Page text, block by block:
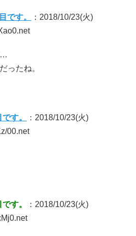
です。
：2018/10/23(火)
…
ったね。
す。
：2018/10/23(火)
00.net
す。
：2018/10/23(火)